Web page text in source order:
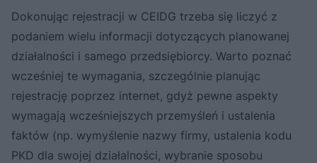
Dokonując rejestracji w CEIDG trzeba się liczyć z
podaniem wielu informacji dotyczących planowanej
działalności i samego przedsiębiorcy. Warto poznać
wcześniej te wymagania, szczególnie planując
rejestrację poprzez internet, gdyż pewne aspekty
wymagają wcześniejszych przemyśleń i ustalenia
faktów (np. wymyślenie nazwy firmy, ustalenia kodu
PKD dla swojej działalności, wybranie sposobu